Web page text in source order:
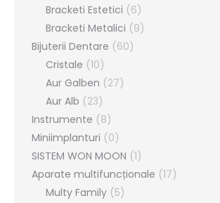
Bracketi Estetici (6)
Bracketi Metalici (9)
Bijuterii Dentare (60)
Cristale (10)
Aur Galben (27)
Aur Alb (23)
Instrumente (8)
Miniimplanturi (0)
SISTEM WON MOON (1)
Aparate multifuncționale (17)
Multy Family (5)